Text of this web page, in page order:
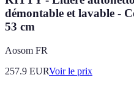
démontable et lavable -
53 cm
Aosom FR
257.9 EURVoir le prix